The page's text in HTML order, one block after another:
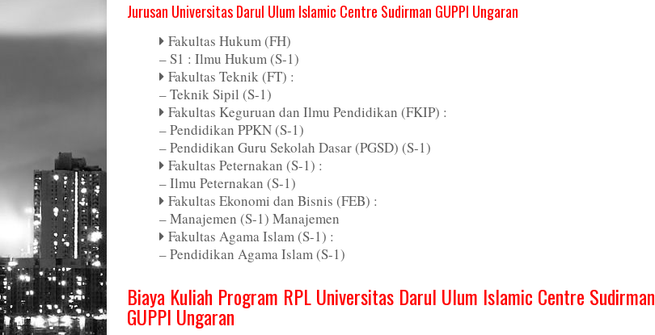
Jurusan Universitas Darul Ulum Islamic Centre Sudirman GUPPI Ungaran
Fakultas Hukum (FH)
– S1 : Ilmu Hukum (S-1)
Fakultas Teknik (FT) :
– Teknik Sipil (S-1)
Fakultas Keguruan dan Ilmu Pendidikan (FKIP) :
– Pendidikan PPKN (S-1)
– Pendidikan Guru Sekolah Dasar (PGSD) (S-1)
Fakultas Peternakan (S-1) :
– Ilmu Peternakan (S-1)
Fakultas Ekonomi dan Bisnis (FEB) :
– Manajemen (S-1) Manajemen
Fakultas Agama Islam (S-1) :
– Pendidikan Agama Islam (S-1)
Biaya Kuliah Program RPL Universitas Darul Ulum Islamic Centre Sudirman
GUPPI Ungaran